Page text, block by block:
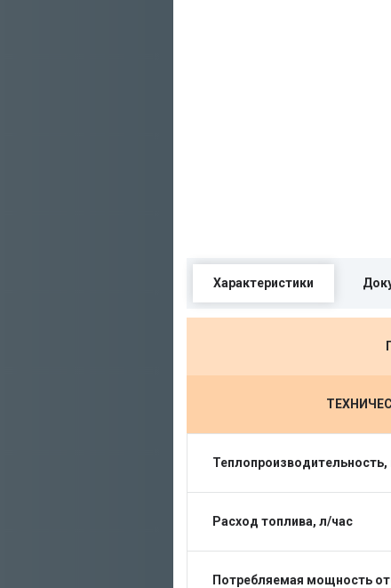
Характеристики
Теплопроизводительность,
Расход топлива, л/час
Потребляемая мощность